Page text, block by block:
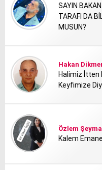
SAYIN
TARAFI DA
MUSUN?
Hakan
Halimiz İtten
Keyfimize
Özlem
Kalem